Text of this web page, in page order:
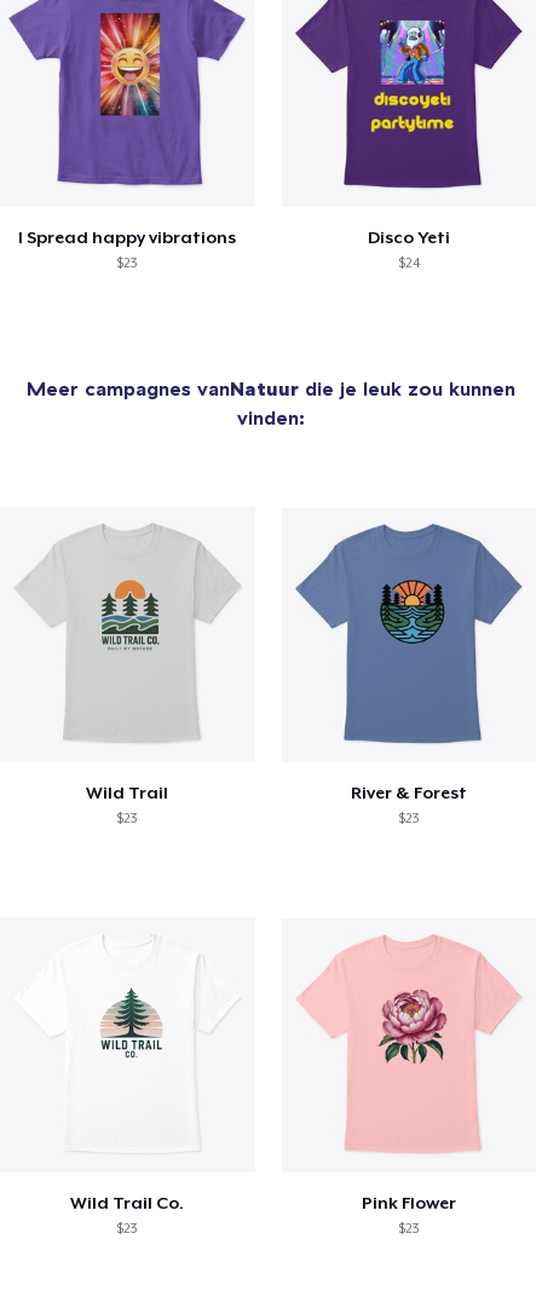
I Spread happy vibrations
$23
Disco Yeti
$24
Meer campagnes vanNatuur die je leuk zou kunnen
vinden:
Wild Trail
$23
River & Forest
$23
Wild Trail Co.
$23
Pink Flower
$23